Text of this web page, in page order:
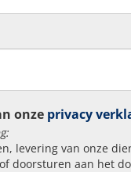
onze privacy
levering van onze
doorsturen aan het